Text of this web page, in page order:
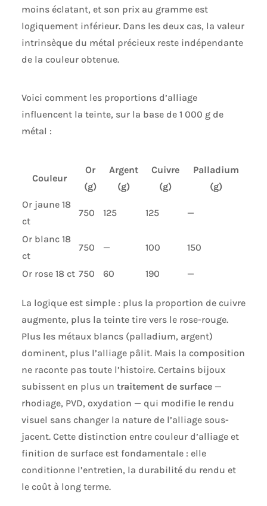
moins éclatant, et son prix au gramme est
logiquement inférieur. Dans les deux cas, la valeur
intrinsèque du métal précieux reste indépendante
de la couleur obtenue.
Voici comment les proportions d’alliage
influencent la teinte, sur la base de 1 000 g de
métal :
Couleur
Or
(g)
Argent
(g)
Cuivre
(g)
Palladium
(g)
Or jaune 18
ct
750 125 125 —
Or blanc 18
ct
750 — 100 150
Or rose 18 ct 750 60 190 —
La logique est simple : plus la proportion de cuivre
augmente, plus la teinte tire vers le rose-rouge.
Plus les métaux blancs (palladium, argent)
dominent, plus l’alliage pâlit. Mais la composition
ne raconte pas toute l’histoire. Certains bijoux
subissent en plus un traitement de surface—
rhodiage, PVD, oxydation — qui modifie le rendu
visuel sans changer la nature de l’alliage sous-
jacent. Cette distinction entre couleur d’alliage et
finition de surface est fondamentale : elle
conditionne l’entretien, la durabilité du rendu et
le coût à long terme.